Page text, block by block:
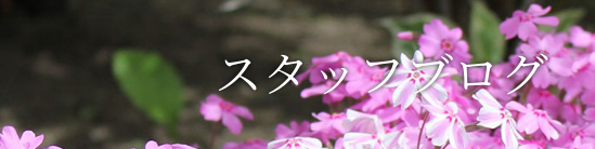
スタッフブログ